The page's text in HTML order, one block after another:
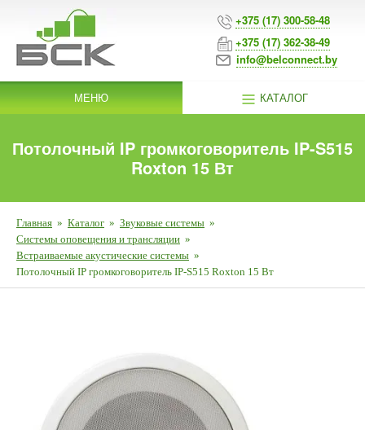
+375 (17) 300-58-48
+375 (17) 362-38-49
info@belconnect.by
МЕНЮ КАТАЛОГ
Потолочный IP громкоговоритель IP-S515
Roxton 15 Вт
Главная » Каталог » Звуковые системы »
Системы оповещения и трансляции »
Встраиваемые акустические системы »
Потолочный IP громкоговоритель IP-S515 Roxton 15 Вт